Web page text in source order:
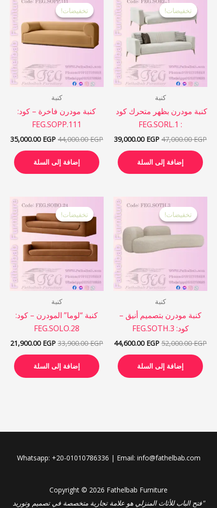
تخفيضات!
تخفيضات!
كنبة
كنبة مودرن بظهر متحرك كود
: FEG.SORL.1
47,000.00EGP
الأصلي
هو:
47,000.00 EGP.
39,000.00 EGP
39,000.00 EGP.
إضافة إلى السلة
تخفيضات!
تخفيضات!
كنبة
كنبة مودرن فاخرة – كود:
FEG.SOPP.111
44,000.00EGP
الأصلي
هو:
44,000.00 EGP.
35,000.00 EGP
إضافة إلى السلة
تخفيضات!
تخفيضات!
كنبة
كنبة مودرن بتصميم أنيق –
كود: FEG.SOTH.3
52,000.00EGP
الأصلي
هو:
52,000.00 EGP.
44,600.00 EGP
إضافة إلى السلة
تخفيضات!
تخفيضات!
كنبة
كنبة “لوما” المودرن – كود:
FEG.SOLO.28
33,900.00EGP
الأصلي
هو:
33,900.00 EGP.
21,900.00 EGP
إضافة إلى السلة
Whatsapp: +20-01010786336 | Email: info@fathelbab.com
Copyright © 2026 Fathelbab Furniture
"فتح الباب للأثاث المنزلي هو علامة تجارية متخصصة في تصميم وتوريد